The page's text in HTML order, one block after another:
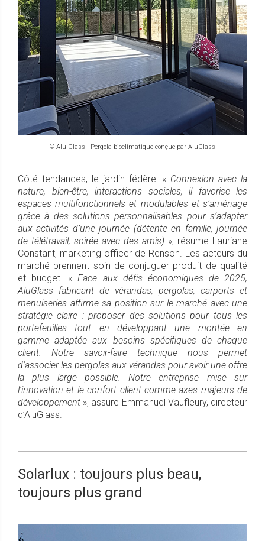
© Alu Glass - Pergola bioclimatique conçue par AluGlass
Côté tendances, le jardin fédère. « Connexion avec la
nature, bien-être, interactions sociales, il favorise les
espaces multifonctionnels et modulables et s’aménage
grâce à des solutions personnalisables pour s’adapter
aux activités d’une journée (détente en famille, journée
de télétravail, soirée avec des amis) », résume Lauriane
Constant, marketing officer de Renson. Les acteurs du
marché prennent soin de conjuguer produit de qualité
et budget. «Face aux défis économiques de 2025,
AluGlass fabricant de vérandas, pergolas, carports et
menuiseries affirme sa position sur le marché avec une
stratégie claire : proposer des solutions pour tous les
portefeuilles tout en développant une montée en
gamme adaptée aux besoins spécifiques de chaque
client. Notre savoir-faire technique nous permet
d’associer les pergolas aux vérandas pour avoir une offre
la plus large possible. Notre entreprise mise sur
l'innovation et le confort client comme axes majeurs de
développement », assure Emmanuel Vaufleury, directeur
d’AluGlass.
Solarlux : toujours plus beau,
toujours plus grand